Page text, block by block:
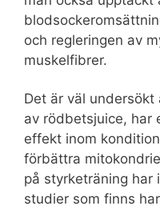
och regleringen av
muskelfibrer.
Det är väl
av rödbetsjuice, har
effekt inom
förbättra
på styrketräning har
studier som finns